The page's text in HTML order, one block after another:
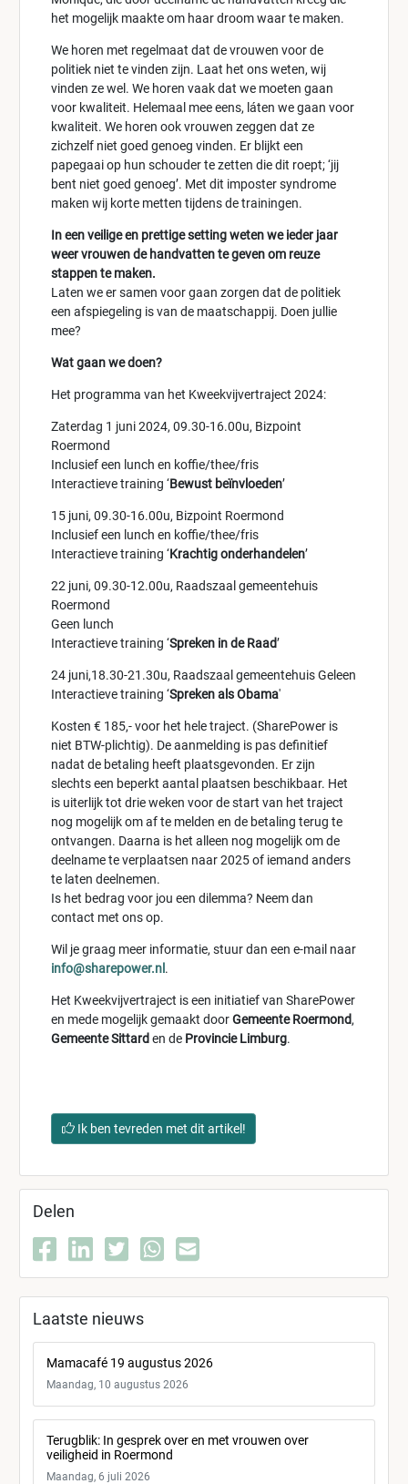
het mogelijk maakte om haar droom waar te maken.
We horen met regelmaat dat de vrouwen voor de
politiek niet te vinden zijn. Laat het ons weten, wij
vinden ze wel. We horen vaak dat we moeten gaan
voor kwaliteit. Helemaal mee eens, láten we gaan voor
kwaliteit. We horen ook vrouwen zeggen dat ze
zichzelf niet goed genoeg vinden. Er blijkt een
papegaai op hun schouder te zetten die dit roept; ‘jij
bent niet goed genoeg’. Met dit imposter syndrome
maken wij korte metten tijdens de trainingen.
In een veilige en prettige setting weten we ieder jaar
weer vrouwen de handvatten te geven om reuze
stappen te maken.
Laten we er samen voor gaan zorgen dat de politiek
een afspiegeling is van de maatschappij. Doen jullie
mee?
Wat gaan we doen?
Het programma van het Kweekvijvertraject 2024:
Zaterdag 1 juni 2024, 09.30-16.00u, Bizpoint
Roermond
Inclusief een lunch en koffie/thee/fris
Interactieve training ‘Bewust beïnvloeden’
15 juni, 09.30-16.00u, Bizpoint Roermond
Inclusief een lunch en koffie/thee/fris
Interactieve training ‘Krachtig onderhandelen’
22 juni, 09.30-12.00u, Raadszaal gemeentehuis
Roermond
Geen lunch
Interactieve training ‘Spreken in de Raad’
24 juni,18.30-21.30u, Raadszaal gemeentehuis Geleen
Interactieve training ‘Spreken als Obama'
Kosten € 185,- voor het hele traject. (SharePower is
niet BTW-plichtig). De aanmelding is pas definitief
nadat de betaling heeft plaatsgevonden. Er zijn
slechts een beperkt aantal plaatsen beschikbaar. Het
is uiterlijk tot drie weken voor de start van het traject
nog mogelijk om af te melden en de betaling terug te
ontvangen. Daarna is het alleen nog mogelijk om de
deelname te verplaatsen naar 2025 of iemand anders
te laten deelnemen.
Is het bedrag voor jou een dilemma? Neem dan
contact met ons op.
Wil je graag meer informatie, stuur dan een e-mail naar
info@sharepower.nl .
Het Kweekvijvertraject is een initiatief van SharePower
en mede mogelijk gemaakt doorGemeente Roermond,
Gemeente Sittard en de Provincie Limburg.
Ik ben tevreden met dit artikel!
Delen
Laatste nieuws
Mamacafé 19 augustus 2026
Maandag, 10 augustus 2026
Terugblik: In gesprek over en met vrouwen over
veiligheid in Roermond
Maandag, 6 juli 2026